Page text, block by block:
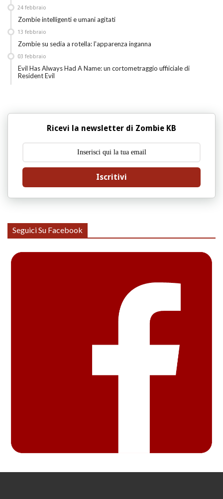
Zombie intelligenti e umani agitati
24 febbraio
Zombie su sedia a rotella: l'apparenza inganna
13 febbraio
Evil Has Always Had A Name: un cortometraggio uffiiciale di
Resident Evil
03 febbraio
Ricevi la newsletter di Zombie KB
Iscritivi
Seguici Su Facebook